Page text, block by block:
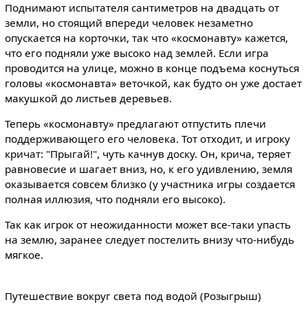
Поднимают испытателя сантиметров на двадцать от
земли, но стоящий впереди человек незаметно
опускается на корточки, так что «космонавту» кажется,
что его подняли уже высоко над землей. Если игра
проводится на улице, можно в конце подъема коснуться
головы «космонавта» веточкой, как будто он уже достает
макушкой до листьев деревьев.
Теперь «космонавту» предлагают отпустить плечи
поддерживающего его человека. Тот отходит, и игроку
кричат: "Прыгай!", чуть качнув доску. Он, крича, теряет
равновесие и шагает вниз, но, к его удивлению, земля
оказывается совсем близко (у участника игры создается
полная иллюзия, что подняли его высоко).
Так как игрок от неожиданности может все-таки упасть
на землю, заранее следует постелить внизу что-нибудь
мягкое.
Путешествие вокруг света под водой (Розыгрыш)